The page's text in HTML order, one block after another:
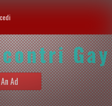
Gay
Ad